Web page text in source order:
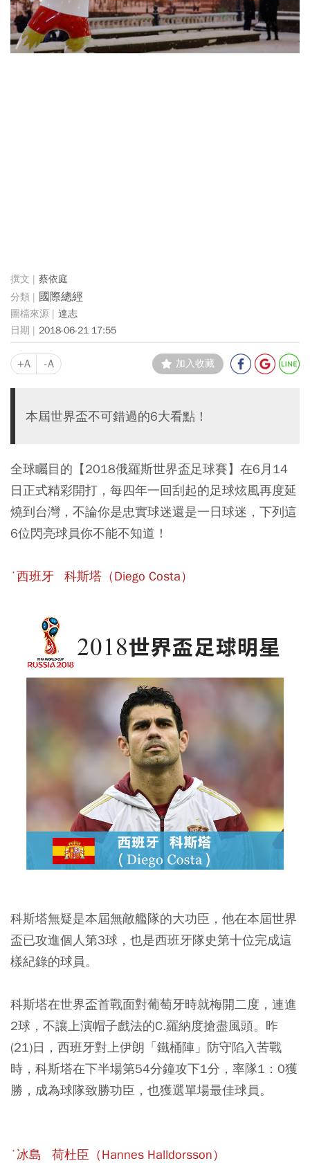
蔡依庭
國際總經
達志
2018-06-21 17:55
+A -A 加入收藏
本屆世界盃不可錯過的6大看點！
全球矚目的【2018俄羅斯世界盃足球賽】在6月14
日正式精彩開打，每四年一回刮起的足球炫風再度延
燒到台灣，不論你是忠實球迷還是一日球迷，下列這
6位閃亮球員你不能不知道！
˙西班牙 科斯塔（Diego Costa）
科斯塔無疑是本屆無敵艦隊的大功臣，他在本屆世界
盃已攻進個人第3球，也是西班牙隊史第十位完成這
樣紀錄的球員。
科斯塔在世界盃首戰面對葡萄牙時就梅開二度，連進
2球，不讓上演帽子戲法的C.羅納度搶盡風頭。昨
(21)日，西班牙對上伊朗「鐵桶陣」防守陷入苦戰
時，科斯塔在下半場第54分鐘攻下1分，率隊1：0獲
勝，成為球隊致勝功臣，也獲選單場最佳球員。
˙冰島 荷杜臣（Hannes Halldorsson）